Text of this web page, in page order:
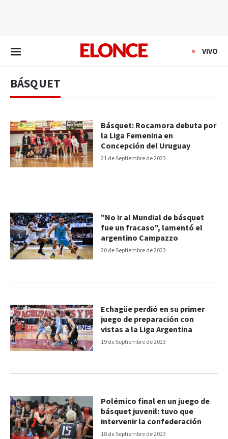
VIVO
BÁSQUET
21 de Septiembre de 2023
Básquet: Rocamora debuta por
la Liga Femenina en
Concepción del Uruguay
20 de Septiembre de 2023
"No ir al Mundial de básquet
fue un fracaso", lamentó el
argentino Campazzo
19 de Septiembre de 2023
Echagüe perdió en su primer
juego de preparación con
vistas a la Liga Argentina
18 de Septiembre de 2023
Polémico final en un juego de
básquet juvenil: tuvo que
intervenir la confederación